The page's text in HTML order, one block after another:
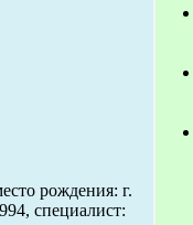
рождения: г.
специалист: